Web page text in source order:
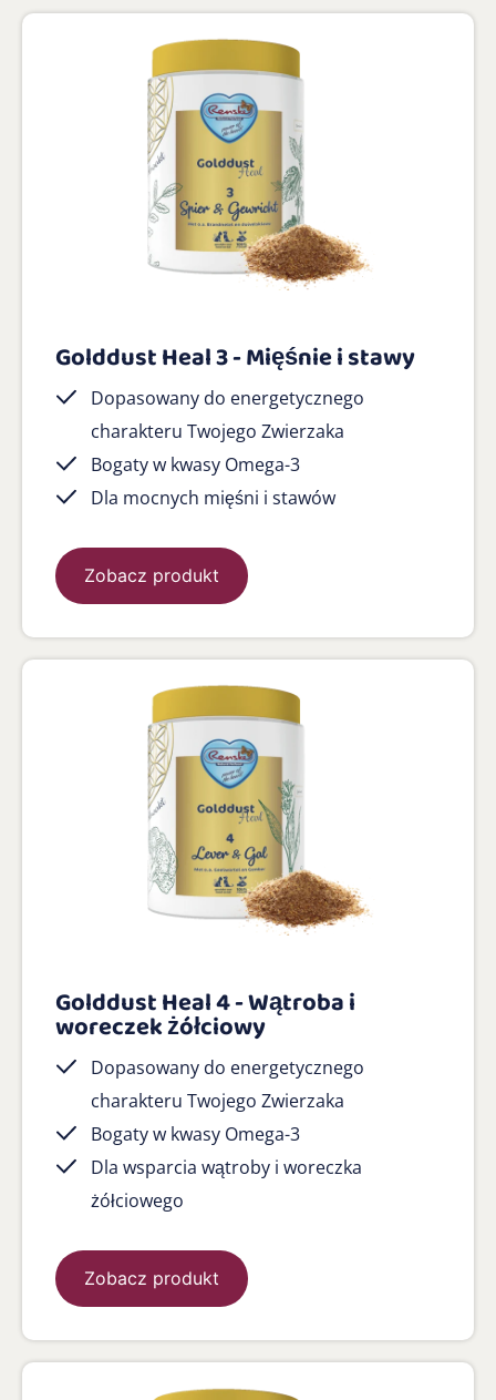
Golddust Heal 3 - Mięśnie i stawy
Dopasowany do energetycznego
charakteru Twojego Zwierzaka
Bogaty w kwasy Omega-3
Dla mocnych mięśni i stawów
Zobacz produkt
Golddust Heal 4 - Wątroba i
woreczek żółciowy
Dopasowany do energetycznego
charakteru Twojego Zwierzaka
Bogaty w kwasy Omega-3
Dla wsparcia wątroby i woreczka
żółciowego
Zobacz produkt